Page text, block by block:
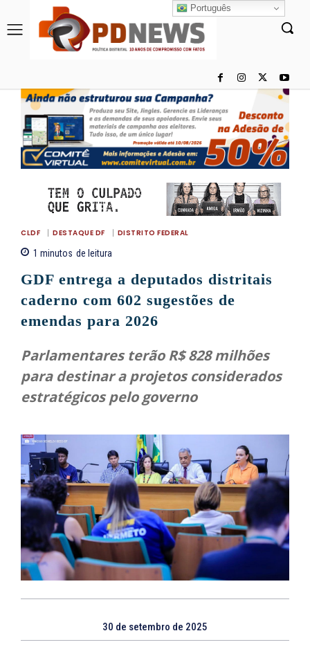
CLDF DESTAQUE DF DISTRITO FEDERAL
1 minutos de leitura
GDF entrega a deputados distritais
caderno com 602 sugestões de
emendas para 2026
Parlamentares terão R$ 828 milhões
para destinar a projetos considerados
estratégicos pelo governo
30 de setembro de 2025
Português